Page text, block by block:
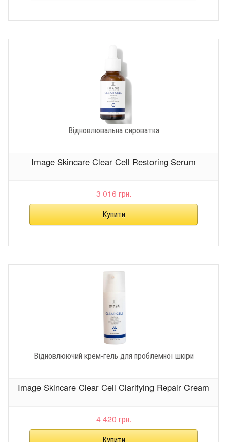
Відновлювальна сироватка
Image Skincare Clear Cell Restoring Serum
3 016 грн.
Відновлюючий крем-гель для проблемної шкіри
Image Skincare Clear Cell Clarifying Repair Cream
4 420 грн.